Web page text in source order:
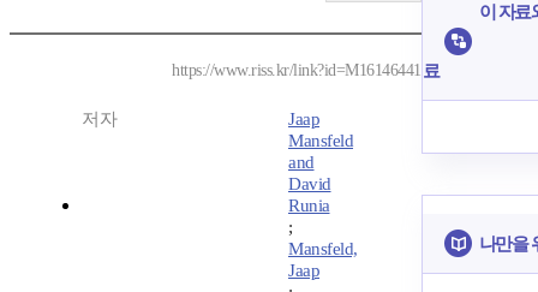
https://www.riss.kr/link?id=M16146441
저자
Jaap
Mansfeld
and
David
Runia
;
Mansfeld,
Jaap
이 자료
료
나만을